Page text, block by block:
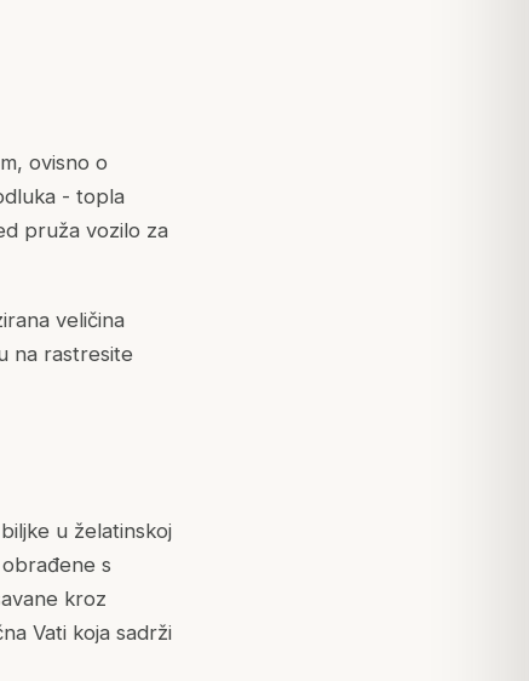
ovisno o
- topla
pruža vozilo za
veličina
na rastresite
u želatinskoj
s
kroz
Vati koja sadrži